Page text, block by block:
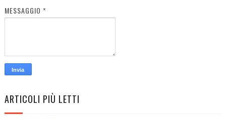
MESSAGGIO *
ARTICOLI PIÙ LETTI